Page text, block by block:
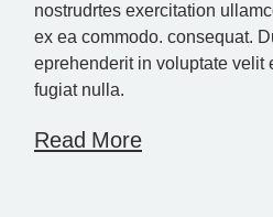
nostrudrtes exercitation
ex ea commodo. consequat.
eprehenderit in voluptate velit
fugiat nulla.
Read More